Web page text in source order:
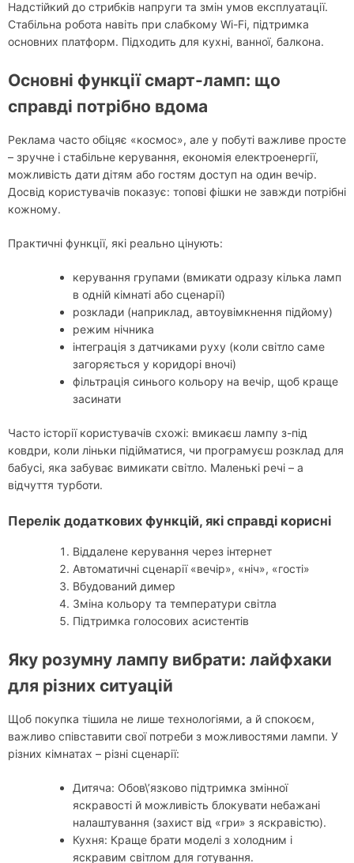
Надстійкий до стрибків напруги та змін умов експлуатації.
Стабільна робота навіть при слабкому Wi-Fi, підтримка
основних платформ. Підходить для кухні, ванної, балкона.
Основні функції смарт-ламп: що
справді потрібно вдома
Реклама часто обіцяє «космос», але у побуті важливе просте
– зручне і стабільне керування, економія електроенергії,
можливість дати дітям або гостям доступ на один вечір.
Досвід користувачів показує: топові фішки не завжди потрібні
кожному.
Практичні функції, які реально цінують:
керування групами (вмикати одразу кілька ламп
в одній кімнаті або сценарії)
розклади (наприклад, автоувімкнення підйому)
режим нічника
інтеграція з датчиками руху (коли світло саме
загоряється у коридорі вночі)
фільтрація синього кольору на вечір, щоб краще
засинати
Часто історії користувачів схожі: вмикаєш лампу з-під
ковдри, коли ліньки підійматися, чи програмуєш розклад для
бабусі, яка забуває вимикати світло. Маленькі речі – а
відчуття турботи.
Перелік додаткових функцій, які справді корисні
Віддалене керування через інтернет
Автоматичні сценарії «вечір», «ніч», «гості»
Вбудований димер
Зміна кольору та температури світла
Підтримка голосових асистентів
Яку розумну лампу вибрати: лайфхаки
для різних ситуацій
Щоб покупка тішила не лише технологіями, а й спокоєм,
важливо співставити свої потреби з можливостями лампи. У
різних кімнатах – різні сценарії:
Дитяча: Обов\’язково підтримка змінної
яскравості й можливість блокувати небажані
налаштування (захист від «гри» з яскравістю).
Кухня: Краще брати моделі з холодним і
яскравим світлом для готування.